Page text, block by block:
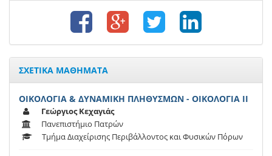
ΣΧΕΤΙΚΑ ΜΑΘΗΜΑΤΑ
ΟΙΚΟΛΟΓΙΑ & ΔΥΝΑΜΙΚΗ ΠΛΗΘΥΣΜΩΝ - ΟΙΚΟΛΟΓΙΑ ΙΙ
Γεώργιος Κεχαγιάς
Πανεπιστήμιο Πατρών
Τμήμα Διαχείρισης Περιβάλλοντος και Φυσικών Πόρων